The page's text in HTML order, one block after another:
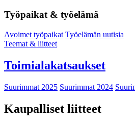
Työpaikat & työelämä
Avoimet työpaikat Työelämän uutisia
Teemat & liitteet
Toimialakatsaukset
Suurimmat 2025 Suurimmat 2024
Kaupalliset liitteet